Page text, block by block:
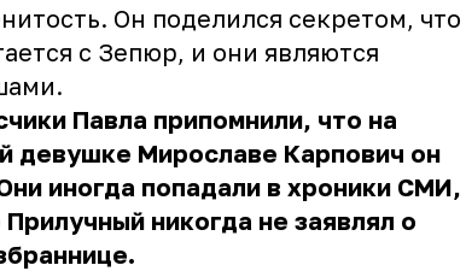
Он поделился секретом, что
с Зепюр, и они являются
Павла припомнили, что на
девушке Мирославе Карпович он
иногда попадали в хроники СМИ,
никогда не заявлял о